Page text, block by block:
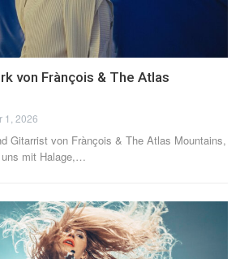
von Frànçois & The Atlas
1, 2026
Gitarrist von Frànçois & The Atlas Mountains,
mit Halage, …